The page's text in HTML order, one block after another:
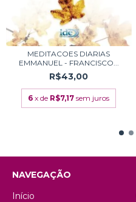
MEDITACOES DIARIAS
EMMANUEL - FRANCISCO...
R$43,00
6 x de R$7,17 sem juros
NAVEGAÇÃO
Início